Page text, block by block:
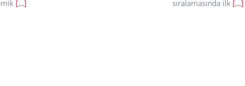
[...]
sıralamasında ilk [...]